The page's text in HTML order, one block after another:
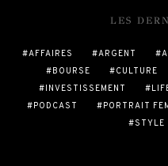
LES
AFFAIRES ARGENT
BOURSE
CULTURE
INVESTISSEMENT
PODCAST
PORTRAIT
STYLE